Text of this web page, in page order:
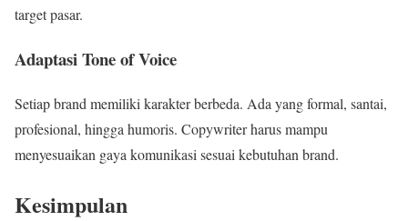
target pasar.
Adaptasi Tone of Voice
Setiap brand memiliki karakter berbeda. Ada yang formal, santai,
profesional, hingga humoris. Copywriter harus mampu
menyesuaikan gaya komunikasi sesuai kebutuhan brand.
Kesimpulan